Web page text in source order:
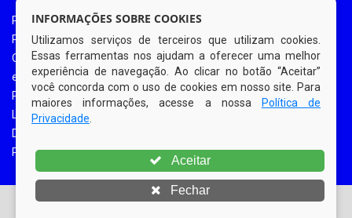
Portal da Transparência
Portal da Transparência COVID-19
Ouvidoria Eletrônica
e-SIC
Processos de Licitação
Licitações em Andamento
Diário Oficial
Portal do Contribuinte
© Copyright 2026 Prefeitura Municipal de Bom Jardim |
INFORMAÇÕES SOBRE COOKIES
Utilizamos serviços de terceiros que utilizam cookies.
Essas ferramentas nos ajudam a oferecer uma melhor
experiência de navegação. Ao clicar no botão “Aceitar”
você concorda com o uso de cookies em nosso site. Para
maiores informações, acesse a nossa
Política de
Privacidade
Aceitar
Fechar